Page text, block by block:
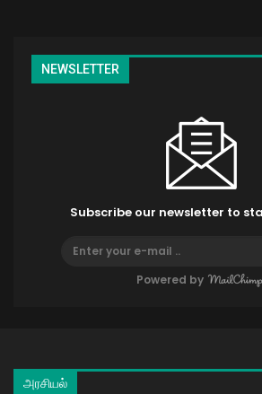
NEWSLETTER
Subscribe our newsletter to
Powered by
அரசியல்